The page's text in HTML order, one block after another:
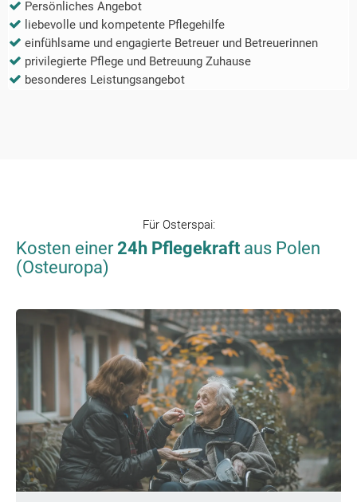
Persönliches Angebot
liebevolle und kompetente Pflegehilfe
einfühlsame und engagierte Betreuer und Betreuerinnen
privilegierte Pflege und Betreuung Zuhause
besonderes Leistungsangebot
Für Osterspai:
Kosten einer24h Pflegekraft aus Polen
(Osteuropa)